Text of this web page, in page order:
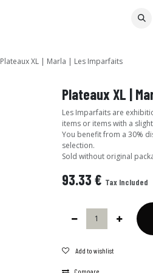
Plateaux XL | Marla | Les Imparfaits
Plateaux XL |
Les Imparfaits are
items or items with a
You benefit from a 30%
selection.
Sold without original
93.33 € Tax Included
Add to wishlist
Compare